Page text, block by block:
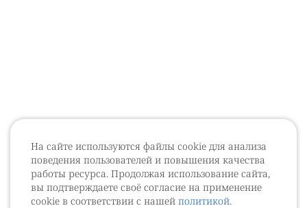
На сайте используются файлы cookie для анализа
поведения пользователей и повышения качества
работы ресурса. Продолжая использование сайта,
вы подтверждаете своё согласие на применение
cookie в соответствии с нашей политикой.